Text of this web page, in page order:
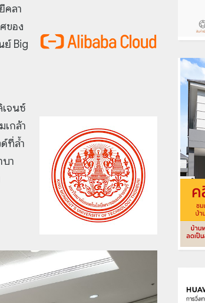
คลา
ของ
ย์ Big
เจนซ์
เกล้า
ที่ล้ำ
า